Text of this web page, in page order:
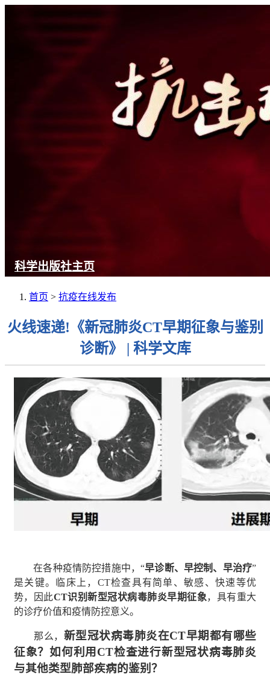
科学出版社主页
首页 > 抗疫在线发布
火线速递!《新冠肺炎CT早期征象与鉴别
诊断》 | 科学文库
在各种疫情防控措施中，“早诊断、早控制、早治疗”
是关键。临床上，CT检查具有简单、敏感、快速等优
势，因此CT识别新型冠状病毒肺炎早期征象，具有重大
的诊疗价值和疫情防控意义。
那么， 新型冠状病毒肺炎在CT早期都有哪些
征象？如何利用 CT检查进行新型冠状病毒肺炎
与其他类型肺部疾病的鉴别？